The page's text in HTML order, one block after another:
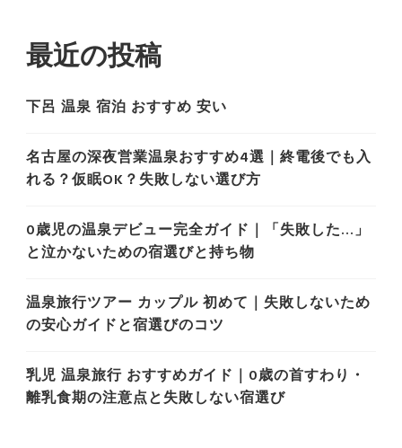
最近の投稿
下呂 温泉 宿泊 おすすめ 安い
名古屋の深夜営業温泉おすすめ4選｜終電後でも入
れる？仮眠OK？失敗しない選び方
0歳児の温泉デビュー完全ガイド｜「失敗した…」
と泣かないための宿選びと持ち物
温泉旅行ツアー カップル 初めて｜失敗しないため
の安心ガイドと宿選びのコツ
乳児 温泉旅行 おすすめガイド｜0歳の首すわり・
離乳食期の注意点と失敗しない宿選び